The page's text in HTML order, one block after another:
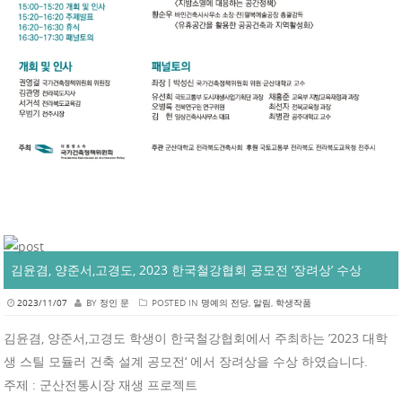
김윤겸, 양준서,고경도, 2023 한국철강협회 공모전 ‘장려상’ 수상
2023/11/07 BY 정인 문 POSTED IN 명예의 전당, 알림, 학생작품
김윤겸, 양준서,고경도 학생이 한국철강협회에서 주최하는 ’2023 대학
생 스틸 모듈러 건축 설계 공모전‘ 에서 장려상을 수상 하였습니다.
주제 : 군산전통시장 재생 프로젝트